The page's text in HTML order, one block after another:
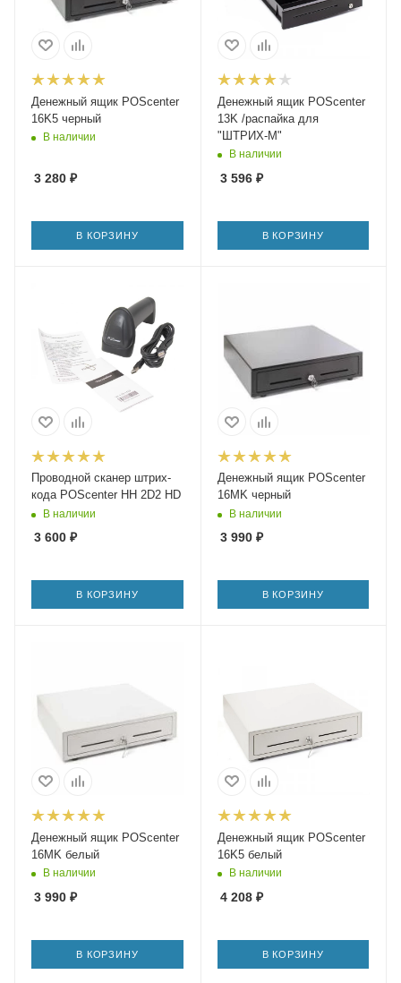
Денежный ящик POScenter
16K5 черный
В наличии
3 280 ₽
В КОРЗИНУ
Денежный ящик POScenter
13K /распайка для
"ШТРИХ-М"
В наличии
3 596₽
В КОРЗИНУ
Проводной сканер штрих-
кода POScenter HH 2D2 HD
В наличии
3 600 ₽
В КОРЗИНУ
Денежный ящик POScenter
16MK черный
В наличии
3 990₽
В КОРЗИНУ
Денежный ящик POScenter
16MK белый
В наличии
3 990 ₽
В КОРЗИНУ
Денежный ящик POScenter
16K5 белый
В наличии
4 208₽
В КОРЗИНУ